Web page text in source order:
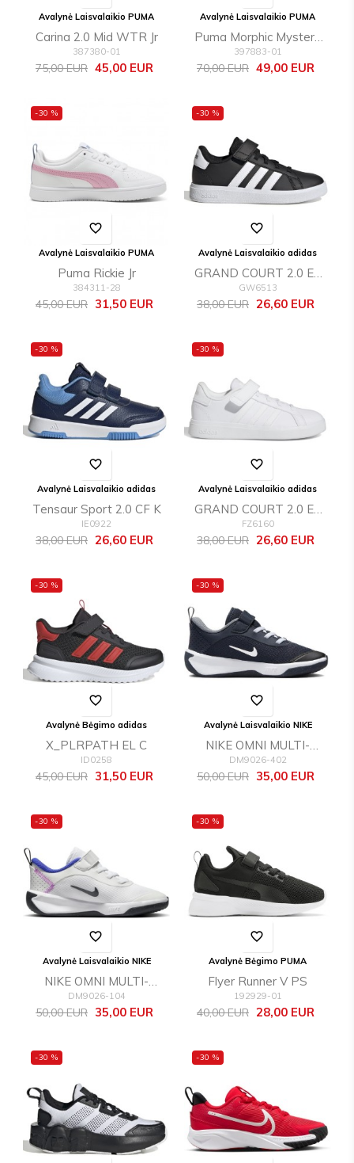
Avalynė Laisvalaikio PUMA
Carina 2.0 Mid WTR Jr
387380-01
Bazinė
75,00 EUR Kaina
45,00 EUR
Avalynė Laisvalaikio PUMA
Puma Morphic Mystery
Garden Jr
397883-01
Bazinė
70,00 EUR Kaina
49,00 EUR
-30 %
favorite_border
Avalynė Laisvalaikio PUMA
Puma Rickie Jr
384311-28
Bazinė
45,00 EUR Kaina
31,50 EUR
-30 %
favorite_border
Avalynė Laisvalaikio adidas
GRAND COURT 2.0 EL
K
GW6513
Bazinė
38,00 EUR Kaina
26,60 EUR
-30 %
favorite_border
Avalynė Laisvalaikio adidas
Tensaur Sport 2.0 CF K
IE0922
Bazinė
38,00 EUR Kaina
26,60 EUR
-30 %
favorite_border
Avalynė Laisvalaikio adidas
GRAND COURT 2.0 EL
K
FZ6160
Bazinė
38,00 EUR Kaina
26,60 EUR
-30 %
favorite_border
Avalynė Bėgimo adidas
X_PLRPATH EL C
ID0258
Bazinė
45,00 EUR Kaina
31,50 EUR
-30 %
favorite_border
Avalynė Laisvalaikio NIKE
NIKE OMNI MULTI-
COURT (PS)
DM9026-402
Bazinė
50,00 EUR Kaina
35,00 EUR
-30 %
favorite_border
Avalynė Laisvalaikio NIKE
NIKE OMNI MULTI-
COURT (PS)
DM9026-104
Bazinė
50,00 EUR Kaina
35,00 EUR
-30 %
favorite_border
Avalynė Bėgimo PUMA
Flyer Runner V PS
192929-01
Bazinė
40,00 EUR Kaina
28,00 EUR
-30 % -30 %